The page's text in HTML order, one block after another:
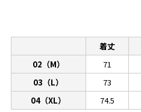
着丈
02（M）
71
03（L）
73
04（XL）
74.5